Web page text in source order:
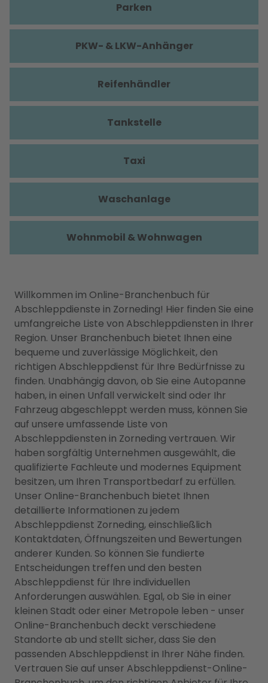
Willkommen im Online-Branchenbuch für
Abschleppdienste in Zorneding! Hier finden Sie eine
umfangreiche Liste von Abschleppdiensten in Ihrer
Region. Unser Branchenbuch bietet Ihnen eine
bequeme und zuverlässige Möglichkeit, den
richtigen Abschleppdienst für Ihre Bedürfnisse zu
finden. Unabhängig davon, ob Sie eine Autopanne
haben, in einen Unfall verwickelt sind oder Ihr
Fahrzeug abgeschleppt werden muss, können Sie
auf unsere umfassende Liste von
Abschleppdiensten in Zorneding vertrauen. Wir
haben sorgfältig Unternehmen ausgewählt, die
qualifizierte Fachleute und modernes Equipment
besitzen, um Ihren Transportbedarf zu erfüllen.
Unser Online-Branchenbuch bietet Ihnen
detaillierte Informationen zu jedem
Abschleppdienst Zorneding, einschließlich
Kontaktdaten, Öffnungszeiten und Bewertungen
anderer Kunden. So können Sie fundierte
Entscheidungen treffen und den besten
Abschleppdienst für Ihre individuellen
Anforderungen auswählen. Egal, ob Sie in einer
kleinen Stadt oder einer Metropole leben - unser
Online-Branchenbuch deckt verschiedene
Standorte ab und stellt sicher, dass Sie den
passenden Abschleppdienst in Ihrer Nähe finden.
Vertrauen Sie auf unser Abschleppdienst-Online-
Parken
PKW- & LKW-Anhänger
Reifenhändler
Tankstelle
Taxi
Waschanlage
Wohnmobil & Wohnwagen